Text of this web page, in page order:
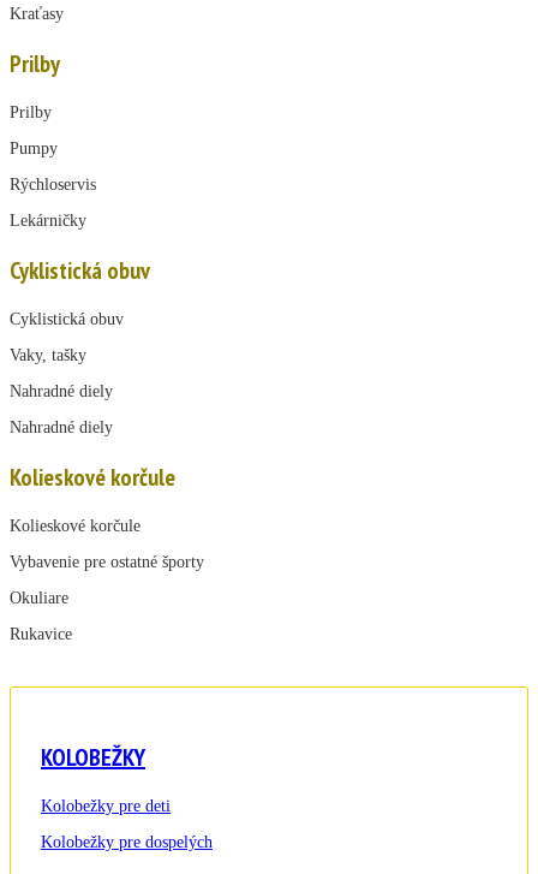
Kraťasy
Prilby
Prilby
Pumpy
Rýchloservis
Lekárničky
Cyklistická obuv
Cyklistická obuv
Vaky, tašky
Nahradné diely
Nahradné diely
Kolieskové korčule
Kolieskové korčule
Vybavenie pre ostatné športy
Okuliare
Rukavice
KOLOBEŽKY
Kolobežky pre deti
Kolobežky pre dospelých